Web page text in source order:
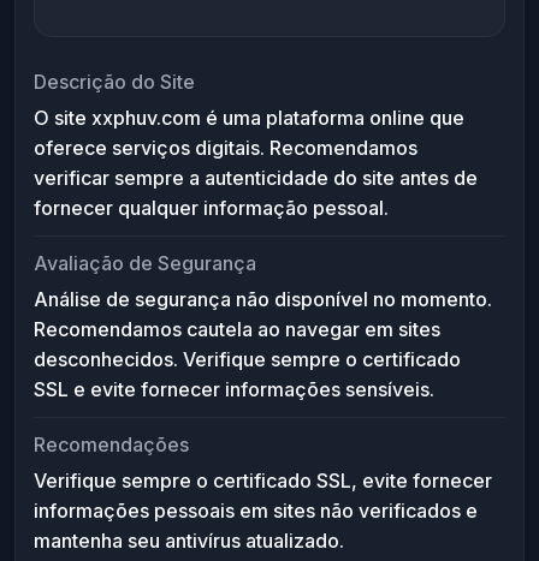
Descrição do Site
O site xxphuv.com é uma plataforma online que
oferece serviços digitais. Recomendamos
verificar sempre a autenticidade do site antes de
fornecer qualquer informação pessoal.
Avaliação de Segurança
Análise de segurança não disponível no momento.
Recomendamos cautela ao navegar em sites
desconhecidos. Verifique sempre o certificado
SSL e evite fornecer informações sensíveis.
Recomendações
Verifique sempre o certificado SSL, evite fornecer
informações pessoais em sites não verificados e
mantenha seu antivírus atualizado.